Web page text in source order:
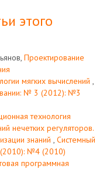
этого
Проектирование
мягких вычислений ,
№ 3 (2012): №3
технология
нечетких регуляторов.
знаний , Системный
(2010): №4 (2010)
программная